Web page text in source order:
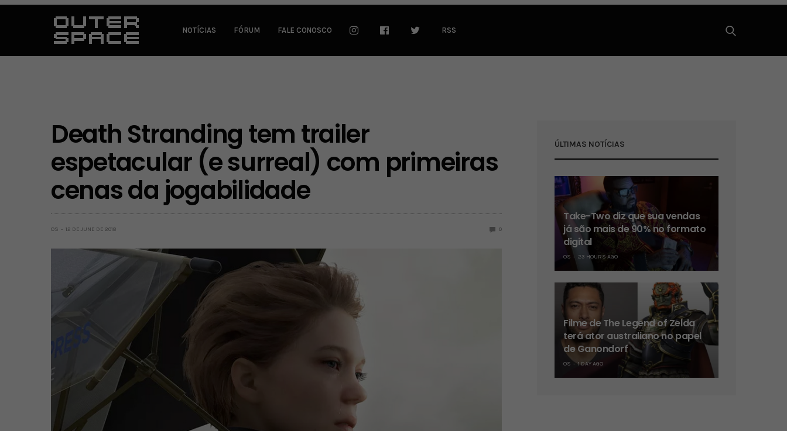
NOTÍCIAS FÓRUM FALE CONOSCO RSS
Death Stranding tem trailer
espetacular (e surreal) com primeiras
cenas da jogabilidade
OS 12 DE JUNE DE 2018 0
ÚLTIMAS NOTÍCIAS
Take-Two diz que sua vendas
já são mais de 90% no formato
digital
OS 23 HOURS AGO
Filme de The Legend of Zelda
terá ator australiano no papel
de Ganondorf
OS 1 DAY AGO